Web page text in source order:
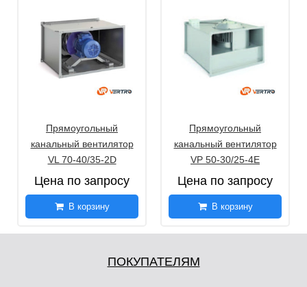
Прямоугольный
канальный вентилятор
VL 70-40/35-2D
Цена по запросу
В корзину
Прямоугольный
канальный вентилятор
VP 50-30/25-4E
Цена по запросу
В корзину
ПОКУПАТЕЛЯМ